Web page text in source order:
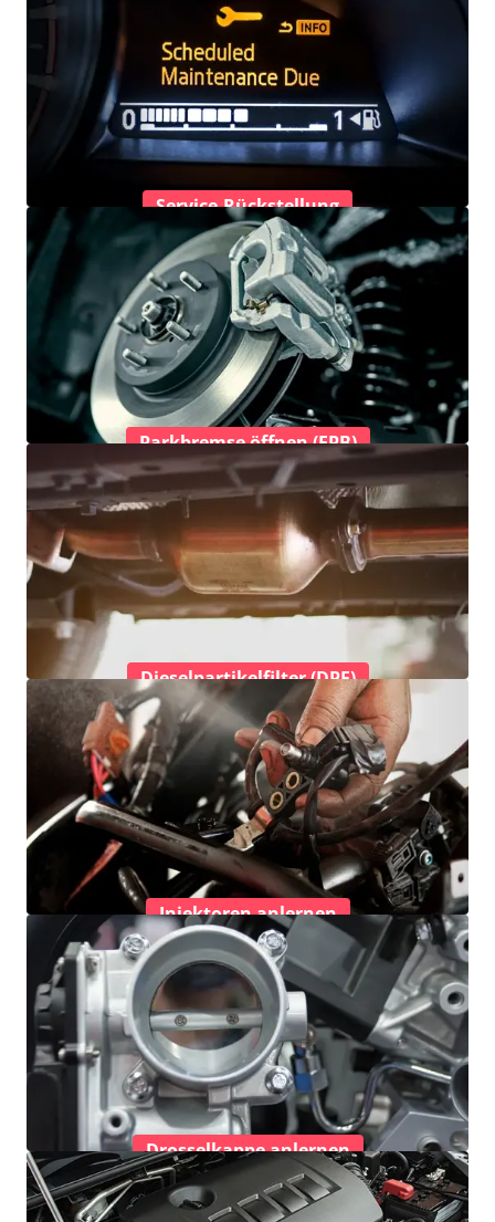
Service-Rückstellung
Parkbremse öffnen (EPB)
Dieselpartikelfilter (DPF)
Injektoren anlernen
Drosselkappe anlernen